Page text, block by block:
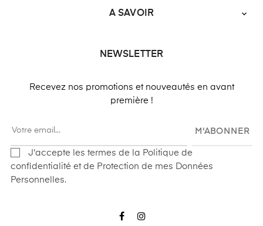
A SAVOIR 
NEWSLETTER
Recevez nos promotions et nouveautés en avant
première !
M'ABONNER
J'accepte les termes de la Politique de
confidentialité et de Protection de mes Données
Personnelles.
Facebook